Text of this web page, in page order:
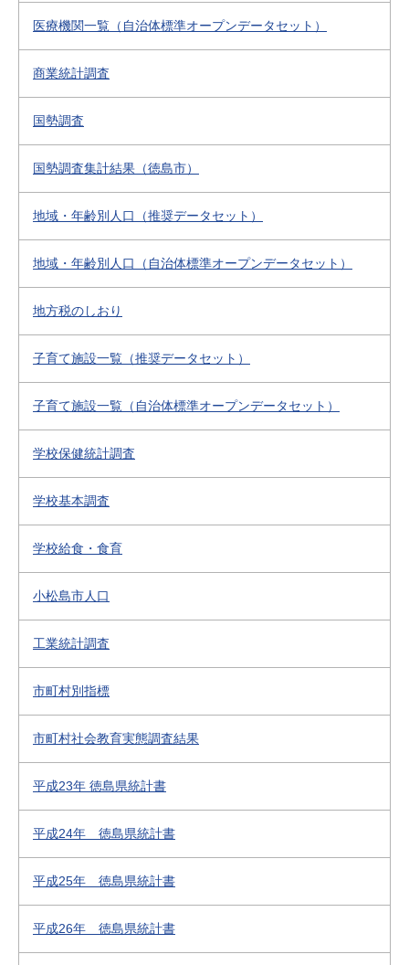
医療機関一覧（自治体標準オープンデータセット）
商業統計調査
国勢調査
国勢調査集計結果（徳島市）
地域・年齢別人口（推奨データセット）
地域・年齢別人口（自治体標準オープンデータセット）
地方税のしおり
子育て施設一覧（推奨データセット）
子育て施設一覧（自治体標準オープンデータセット）
学校保健統計調査
学校基本調査
学校給食・食育
小松島市人口
工業統計調査
市町村別指標
市町村社会教育実態調査結果
平成23年 徳島県統計書
平成24年 徳島県統計書
平成25年 徳島県統計書
平成26年 徳島県統計書